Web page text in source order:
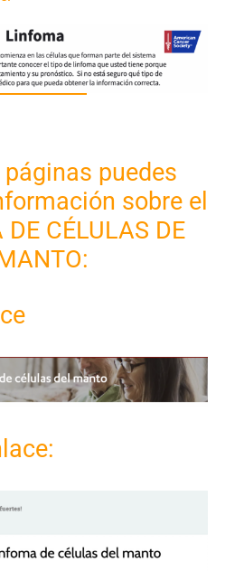
páginas puedes
sobre el
CÉLULAS DE
: